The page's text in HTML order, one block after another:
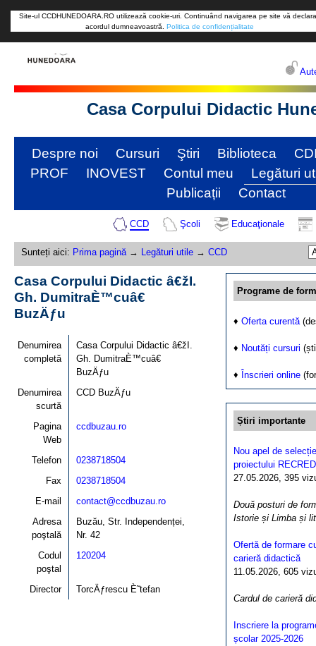
Site-ul CCDHUNEDOARA.RO utilizează cookie-uri. Continuând navigarea pe site vă
acordul dumneavoastră. Politica de confidențialitate
Casa Corpului Didactic
Despre noi Cursuri Ştiri Biblioteca
PROF
INOVEST Contul meu
Legături
Publicații
Contact
CCD Şcoli Educaţionale
Sunteți aici: Prima pagină→ Legături utile → CCD
Programe de
♦ Oferta curentă
♦ Noutăți cursuri
♦ Înscrieri online
Știri importante
Nou apel de
proiectului RECRED
27.05.2026, 395
Două posturi de
Istorie și Limba și
Ofertă de formare
carieră didactică
11.05.2026, 605
Cardul de carieră
Inscriere la
școlar 2025-2026
Casa Corpului Didactic â€žI.
Gh. DumitraÈ™cuâ€
BuzÄƒu
Denumirea
completă
Casa Corpului Didactic â€žI.
Gh. DumitraÈ™cuâ€
BuzÄƒu
Denumirea
scurtă
CCD BuzÄƒu
Pagina
Web
ccdbuzau.ro
Telefon
0238718504
Fax
0238718504
E-mail
contact@ccdbuzau.ro
Adresa
poştală
Buzău, Str. Independenței,
Nr. 42
Codul
poştal
120204
Director TorcÄƒrescu È˜tefan